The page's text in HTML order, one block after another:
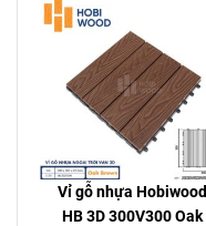
Vỉ gỗ nhựa Hobiwood
HB 3D 300V300 Oak